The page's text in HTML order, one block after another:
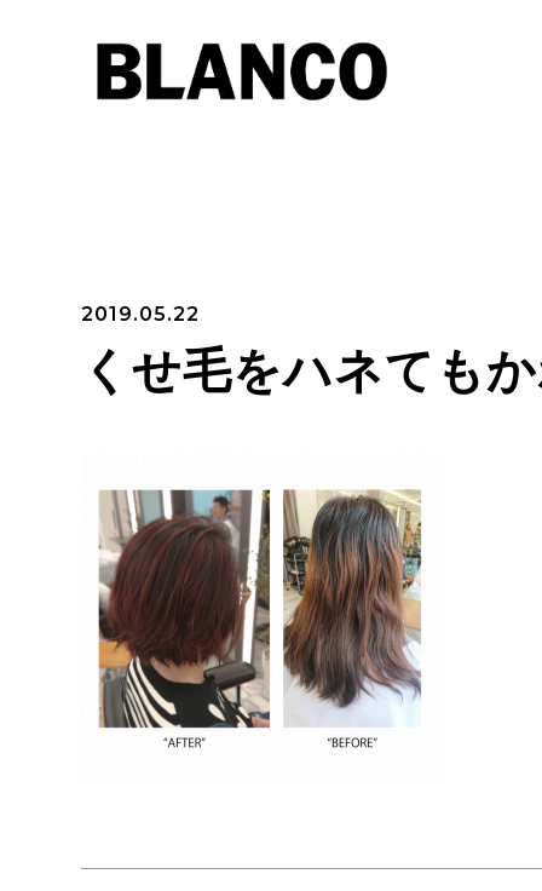
2019.05.22
くせ毛をハネても